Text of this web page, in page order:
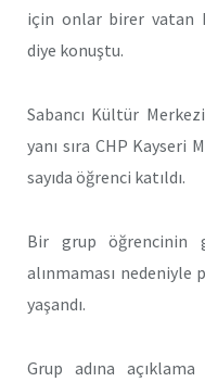
için onlar birer vatan
diye konuştu.
Sabancı Kültür
yanı sıra CHP
sayıda öğrenci katıldı.
Bir grup öğrencinin
alınmaması nedeniyle
yaşandı.
Grup adına